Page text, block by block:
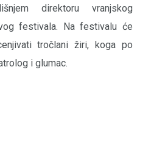
direktoru vranjskog
festivala. Na festivalu će
tročlani žiri, koga po
i glumac.